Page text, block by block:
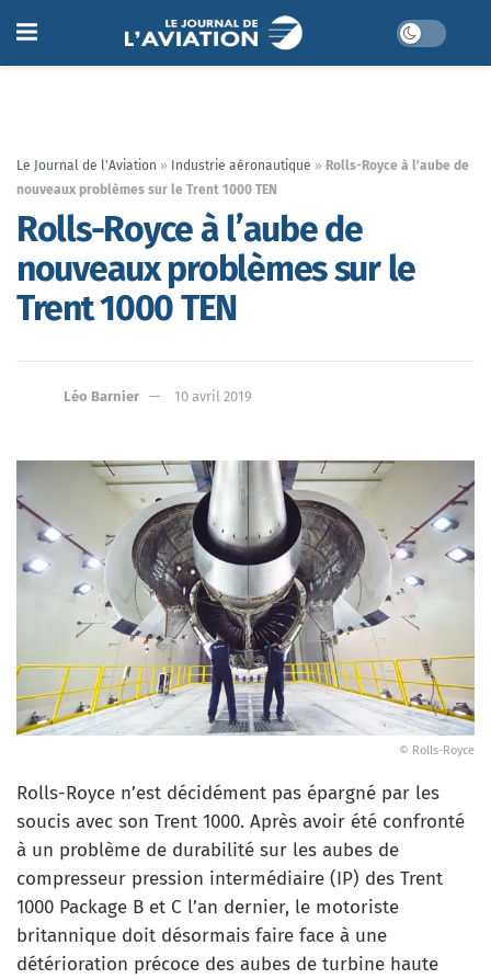
Le Journal de l'Aviation » Industrie aéronautique » Rolls-Royce à l’aube de
nouveaux problèmes sur le Trent 1000 TEN
Rolls-Royce à l’aube de
nouveaux problèmes sur le
Trent 1000 TEN
Léo Barnier 10 avril 2019
© Rolls-Royce
Rolls-Royce n’est décidément pas épargné par les
soucis avec son Trent 1000. Après avoir été confronté
à un problème de durabilité sur les aubes de
compresseur pression intermédiaire (IP) des Trent
1000 Package B et C l’an dernier, le motoriste
britannique doit désormais faire face à une
détérioration précoce des aubes de turbine haute